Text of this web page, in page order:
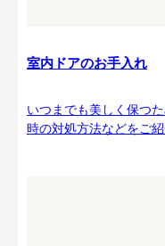
室内ドアのお手入れ
いつまでも美しく保つ
時の対処方法などをご紹